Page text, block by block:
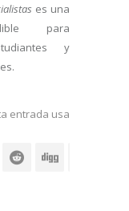
es una
para
y
entrada usando sus